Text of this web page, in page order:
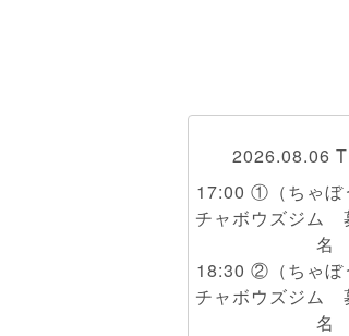
2026.08.06
17:00 ①（ちゃ
チャボウズジム
名
18:30 ②（ちゃ
チャボウズジム
名